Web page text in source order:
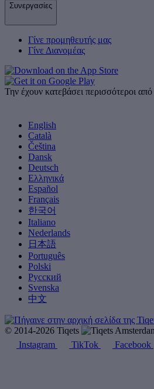
Συνεργασίες
Γίνε προμηθευτής μας
Γίνε Διανομέας
Την έχουν κατεβάσει περισσότεροι από
English
Català
Čeština
Dansk
Deutsch
Ελληνικά
Español
Français
한국어
Italiano
Nederlands
日本語
Português
Polski
Русский
Svenska
中文
© 2014-2026 Tiqets
Instagram
TikTok Facebook